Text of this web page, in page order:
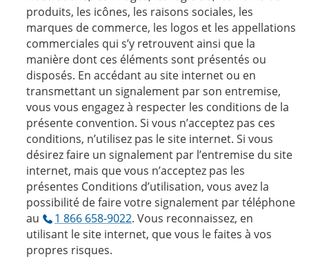
produits, les icônes, les raisons sociales, les
marques de commerce, les logos et les appellations
commerciales qui s’y retrouvent ainsi que la
manière dont ces éléments sont présentés ou
disposés. En accédant au site internet ou en
transmettant un signalement par son entremise,
vous vous engagez à respecter les conditions de la
présente convention. Si vous n’acceptez pas ces
conditions, n’utilisez pas le site internet. Si vous
désirez faire un signalement par l’entremise du site
internet, mais que vous n’acceptez pas les
présentes Conditions d’utilisation, vous avez la
possibilité de faire votre signalement par téléphone
au
1 866 658-9022. Vous reconnaissez, en
utilisant le site internet, que vous le faites à vos
propres risques.